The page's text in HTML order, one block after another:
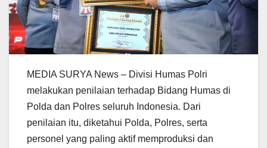
MEDIA SURYA News – Divisi Humas Polri
melakukan penilaian terhadap Bidang Humas di
Polda dan Polres seluruh Indonesia. Dari
penilaian itu, diketahui Polda, Polres, serta
personel yang paling aktif memproduksi dan